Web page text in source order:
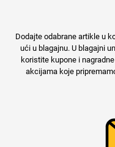
Dodajte odabrane artikle u
ući u blagajnu. U blagajni
koristite kupone i
akcijama koje